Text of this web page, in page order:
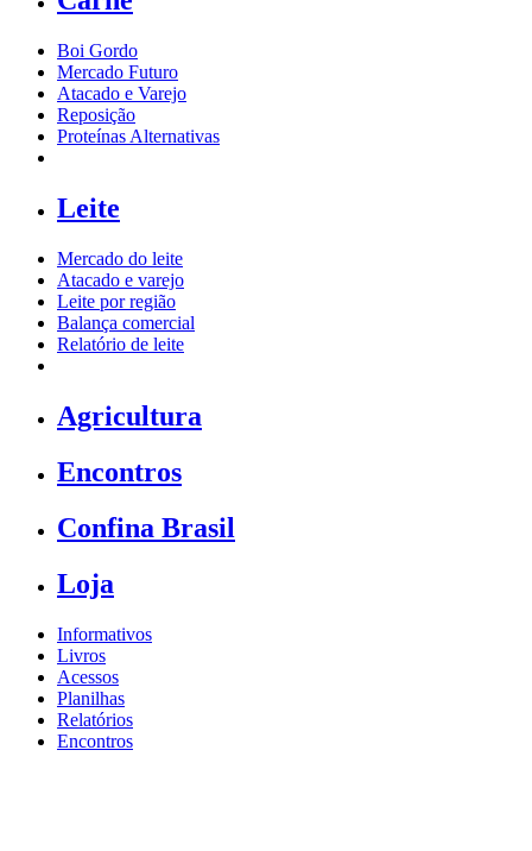
Boi Gordo
Mercado Futuro
Atacado e Varejo
Reposição
Proteínas Alternativas
Leite
Mercado do leite
Atacado e varejo
Leite por região
Balança comercial
Relatório de leite
Agricultura
Encontros
Confina Brasil
Loja
Informativos
Livros
Acessos
Planilhas
Relatórios
Encontros